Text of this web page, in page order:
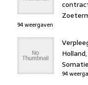
94 weergaven
94